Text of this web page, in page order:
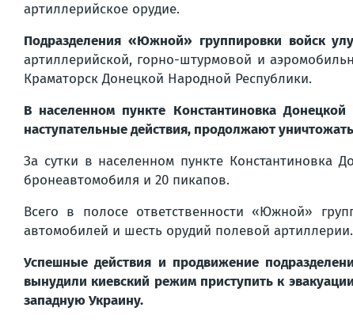
артиллерийское орудие.
Подразделения «Южной» группировки войск
артиллерийской, горно-штурмовой и
Краматорск Донецкой Народной Республики.
В населенном пункте Константиновка
наступательные действия, продолжают
За сутки в населенном пункте Константиновка
бронеавтомобиля и 20 пикапов.
Всего в полосе ответственности «Южной»
автомобилей и шесть орудий полевой артиллерии.
Успешные действия и продвижение
вынудили киевский режим приступить к
западную Украину.